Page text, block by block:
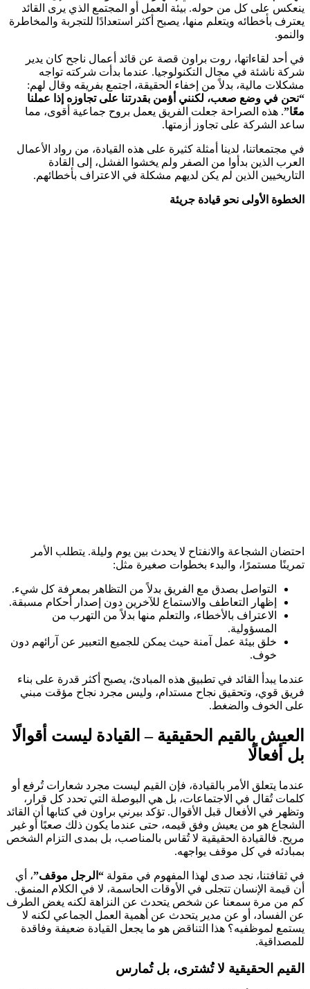
ينعكس على كل من حوله. بيئة العمل أو المجتمع الذي يرى القائد
يعترف بأخطائه ويتعلم منها، يصبح أكثر استعدادًا للتجربة والمخاطرة
والنمو.
في أحد لقاءاتها، روت براون قصة عن قائد أعمال ناجح كان يدير
شركة ناشئة في مجال التكنولوجيا. عندما بدأت شركته تواجه
مشكلات مالية، بدلاً من إخفاء الحقيقة، اجتمع بفريقه وقال لهم:
“نحن في وضع صعب، لكنني أؤمن بقدرتنا على تجاوزه إذا عملنا
معًا”. هذه الصراحة جعلت الفريق يعمل بروح جماعية أقوى، مما
ساعد الشركة على تجاوز أزمتها.
في مجتمعاتنا، لدينا أمثلة كثيرة على هذه القيادة، من رواد الأعمال
العرب الذين بدأوا من الصفر ولم يخشوا الفشل، إلى القادة
التاريخيين الذين لم يكن لديهم مشكلة في الاعتراف بأخطائهم.
الخطوة الأولى نحو قيادة جريئة
احتضان الشجاعة والانفتاح لا يحدث بين يوم وليلة. يتطلب الأمر
تمرينًا مستمرًا، والبدء بخطوات صغيرة مثل:
التواصل بصدق مع الفريق بدلاً من التظاهر بمعرفة كل شيء.
إظهار التعاطف والاستماع للآخرين دون إصدار أحكام مسبقة.
الاعتراف بالأخطاء، والتعلم منها بدلاً من التهرب من
المسؤولية.
خلق بيئة عمل آمنة حيث يمكن للجميع التعبير عن آرائهم دون
خوف.
عندما يبدأ القائد في تطبيق هذه المبادئ، يصبح أكثر قدرة على بناء
فريق قوي، وتحقيق نجاح مستدام، وليس مجرد نجاح مؤقت مبني
على الخوف والضغط.
العيش بالقيم الحقيقية – القيادة ليست أقوالًا
بل أفعالًا
عندما يتعلق الأمر بالقيادة، فإن القيم ليست مجرد شعارات تُرفع أو
كلمات تُقال في الاجتماعات، بل هي البوصلة التي تحدد كل قرار،
وتظهر في الأفعال قبل الأقوال. تؤكد بيرني براون في كتابها أن القائد
الشجاع هو من يعيش وفق قيمه، حتى عندما يكون ذلك صعبًا أو غير
مريح. فالقيادة الحقيقية لا تُقاس بالمناصب، بل بمدى التزام الشخص
بمبادئه في كل موقف يواجهه.
في ثقافتنا، نجد صدى لهذا المفهوم في مقولة “الرجل موقف”، أي
أن قيمة الإنسان تتجلى في الأوقات الحاسمة، لا في الكلام المنمق.
كم من مرة سمعنا عن شخص يتحدث عن النزاهة لكنه يغض الطرف
عن الفساد، أو عن مدير يتحدث عن أهمية العمل الجماعي لكنه لا
يستمع لموظفيه؟ هذا التناقض هو ما يجعل القيادة ضعيفة وفاقدة
للمصداقية.
القيم الحقيقية لا تُشترى، بل تُمارس